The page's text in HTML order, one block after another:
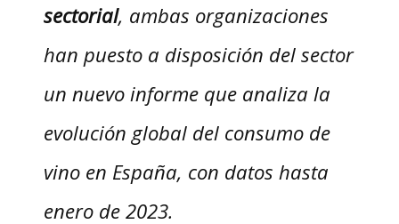
sectorial, ambas organizaciones
han puesto a disposición del sector
un nuevo informe que analiza la
evolución global del consumo de
vino en España, con datos hasta
enero de 2023.